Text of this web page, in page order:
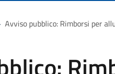
Avviso pubblico: Rimborsi per